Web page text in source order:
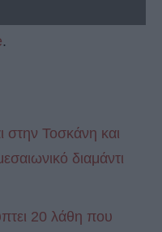
.
στην Τοσκάνη και
διαμάντι
20 λάθη που